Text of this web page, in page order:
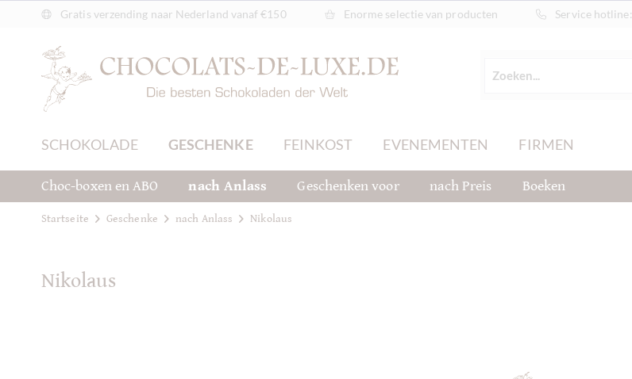
Gratis verzending naar Nederland vanaf €150 Enorme selectie van producten Service hotline:
SCHOKOLADE GESCHENKE FEINKOST EVENEMENTEN FIRMEN
Choc-boxen en ABO nach Anlass Geschenken voor nach Preis Boeken
Startseite Geschenke nach Anlass Nikolaus
Nikolaus